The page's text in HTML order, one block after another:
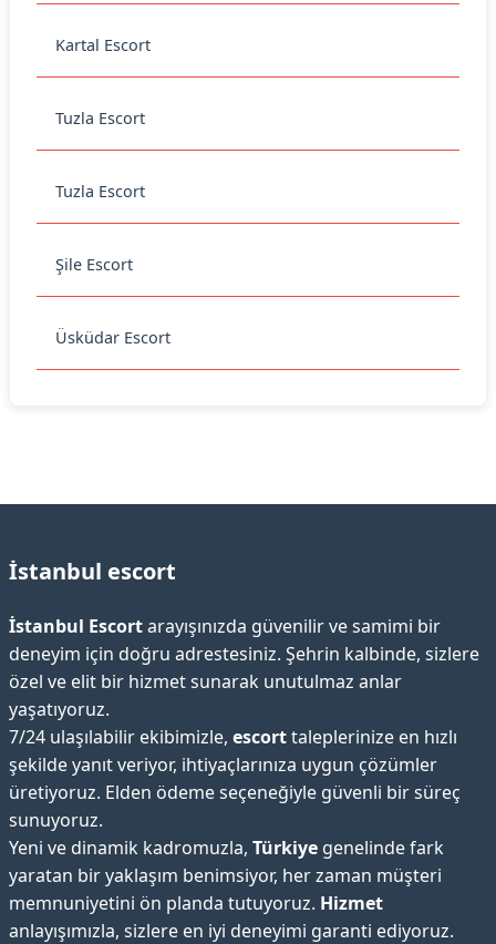
Kartal Escort
Tuzla Escort
Tuzla Escort
Şile Escort
Üsküdar Escort
İstanbul escort
İstanbul Escortarayışınızda güvenilir ve samimi bir
deneyim için doğru adrestesiniz. Şehrin kalbinde, sizlere
özel ve elit bir hizmet sunarak unutulmaz anlar
yaşatıyoruz.
7/24 ulaşılabilir ekibimizle, escorttaleplerinize en hızlı
şekilde yanıt veriyor, ihtiyaçlarınıza uygun çözümler
üretiyoruz. Elden ödeme seçeneğiyle güvenli bir süreç
sunuyoruz.
Yeni ve dinamik kadromuzla, Türkiye genelinde fark
yaratan bir yaklaşım benimsiyor, her zaman müşteri
memnuniyetini ön planda tutuyoruz. Hizmet
anlayışımızla, sizlere en iyi deneyimi garanti ediyoruz.